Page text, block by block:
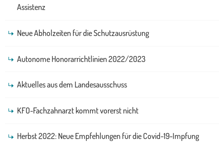
Assistenz
Neue Abholzeiten für die Schutzausrüstung
Autonome Honorarrichtlinien 2022/2023
Aktuelles aus dem Landesausschuss
KFO-Fachzahnarzt kommt vorerst nicht
Herbst 2022: Neue Empfehlungen für die Covid-19-Impfung